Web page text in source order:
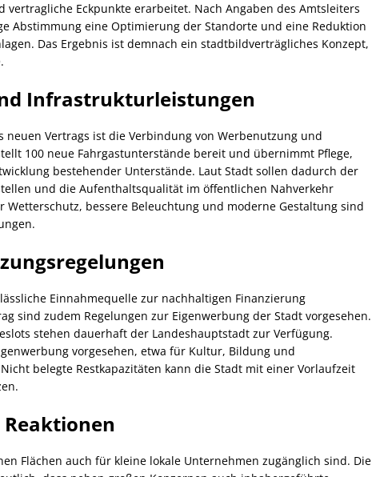
vertragliche Eckpunkte erarbeitet. Nach Angaben des Amtsleiters
Abstimmung eine Optimierung der Standorte und eine Reduktion
Das Ergebnis ist demnach ein stadtbildverträgliches Konzept,
Infrastrukturleistungen
neuen Vertrags ist die Verbindung von Werbenutzung und
100 neue Fahrgastunterstände bereit und übernimmt Pflege,
bestehender Unterstände. Laut Stadt sollen dadurch der
und die Aufenthaltsqualität im öffentlichen Nahverkehr
Wetterschutz, bessere Beleuchtung und moderne Gestaltung sind
Einnahmequelle zur nachhaltigen Finanzierung
sind zudem Regelungen zur Eigenwerbung der Stadt vorgesehen.
stehen dauerhaft der Landeshauptstadt zur Verfügung.
vorgesehen, etwa für Kultur, Bildung und
belegte Restkapazitäten kann die Stadt mit einer Vorlaufzeit
Flächen auch für kleine lokale Unternehmen zugänglich sind. Die